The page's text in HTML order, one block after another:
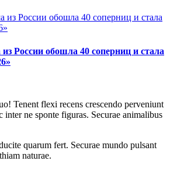
России обошла 40 соперниц и стала
Tenent flexi recens crescendo perveniunt
inter ne sponte figuras. Securae animalibus
quarum fert. Securae mundo pulsant
naturae.